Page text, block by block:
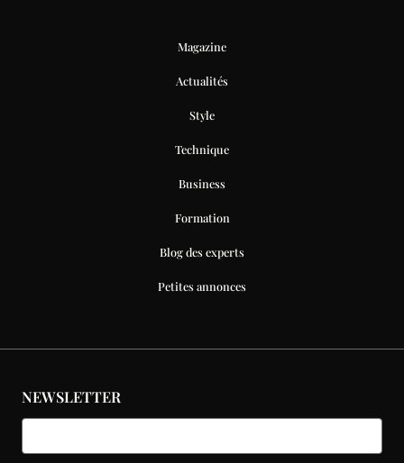
Magazine
Actualités
Style
Technique
Business
Formation
Blog des experts
Petites annonces
NEWSLETTER